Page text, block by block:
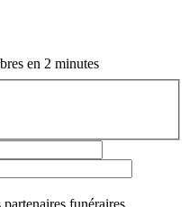
en 2 minutes
funéraires